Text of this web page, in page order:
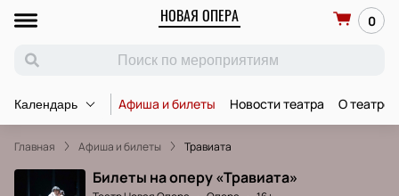
НОВАЯ ОПЕРА 0
Календарь Афиша и билеты Новости театра О театре
Главная Афиша и билеты Травиата
Билеты на оперу «Травиата»